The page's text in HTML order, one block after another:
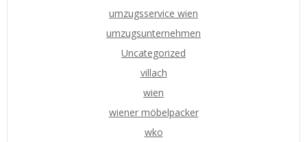
umzugsservice wien
umzugsunternehmen
Uncategorized
villach
wien
wiener möbelpacker
wko